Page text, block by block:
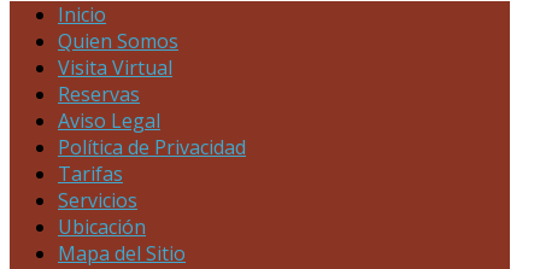
Inicio
Quien Somos
Visita Virtual
Reservas
Aviso Legal
Política de Privacidad
Tarifas
Servicios
Ubicación
Mapa del Sitio